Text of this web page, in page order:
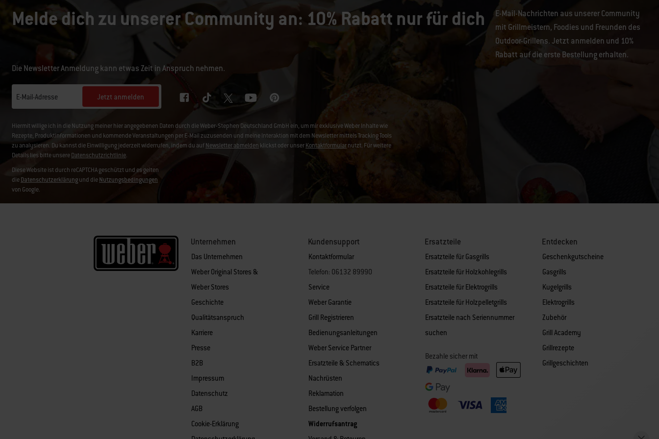
Melde dich zu unserer Community an: 10% Rabatt nur für dich
E-Mail-Nachrichten aus unserer Community
mit Grillmeistern, Foodies und Freunden des
Outdoor-Grillens. Jetzt anmelden und 10%
Rabatt auf die erste Bestellung erhalten.
Die Newsletter Anmeldung kann etwas Zeit in Anspruch nehmen.
E-Mail-Adresse Jetzt anmelden
Hiermit willige ich in die Nutzung meiner hier angegebenen Daten durch die Weber-Stephen Deutschland GmbH ein, um mir exklusive Weber Inhalte wie
Rezepte, Produktinformationen und kommende Veranstaltungen per E-Mail zuzusenden und meine Interaktion mit dem Newsletter mittels Tracking Tools
zu analysieren. Du kannst die Einwilligung jederzeit widerrufen, indem du aufNewsletter abmelden klickst oder unserKontaktformularnutzt. Für weitere
Details lies bitte unsereDatenschutzrichtlinie.
Diese Website ist durch reCAPTCHA geschützt und es gelten
dieDatenschutzerklärungund dieNutzungsbedingungen
von Google.
Unternehmen
Das Unternehmen
Weber Original Stores &
Weber Stores
Geschichte
Qualitätsanspruch
Karriere
Presse
B2B
Impressum
Datenschutz
AGB
Cookie-Erklärung
Kundensupport
Kontaktformular
Telefon: 06132 89990
Service
Weber Garantie
Grill Registrieren
Bedienungsanleitungen
Weber Service Partner
Ersatzteile & Schematics
Nachrüsten
Reklamation
Bestellung verfolgen
Widerrufsantrag
Ersatzteile
Ersatzteile für Gasgrills
Ersatzteile für Holzkohlegrills
Ersatzteile für Elektrogrills
Ersatzteile für Holzpelletgrills
Ersatzteile nach Seriennummer
suchen
Bezahle sicher mit
Entdecken
Geschenkgutscheine
Gasgrills
Kugelgrills
Elektrogrills
Zubehör
Grill Academy
Grillrezepte
Grillgeschichten